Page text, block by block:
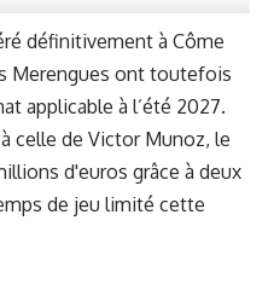
définitivement à Côme
Merengues ont toutefois
applicable à l’été 2027.
celle de Victor Munoz, le
d'euros grâce à deux
de jeu limité cette